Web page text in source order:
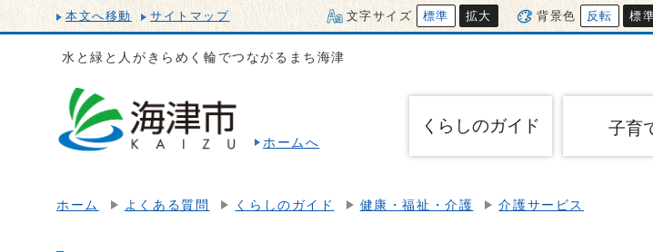
本文へ移動 サイトマップ 文字サイズ 標準 拡大 背景色 反転 標
水と緑と人がきらめく輪でつながるまち海津
ホームへ
くらしのガイド 子育
ホーム よくある質問 くらしのガイド 健康・福祉・介護 介護サービス